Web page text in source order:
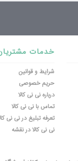
خدمات
شرایط و قوانین
حریم خصوصی
درباره نی نی کالا
تماس با نی نی کالا
تعرفه تبلیغ در نی نی
نی نی کالا در نقشه